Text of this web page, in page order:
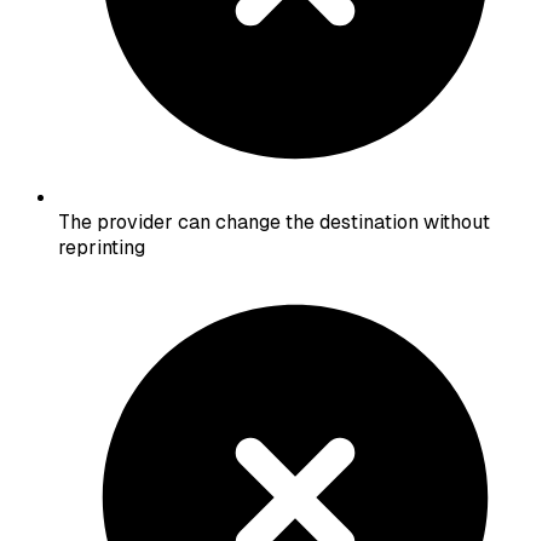
The provider can change the destination without
reprinting